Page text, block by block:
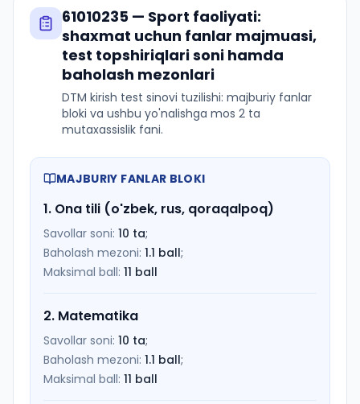
61010235 — Sport faoliyati:
shaxmat uchun fanlar majmuasi,
test topshiriqlari soni hamda
baholash mezonlari
DTM kirish test sinovi tuzilishi: majburiy fanlar
bloki va ushbu yo'nalishga mos 2 ta
mutaxassislik fani.
MAJBURIY FANLAR BLOKI
1. Ona tili (o'zbek, rus, qoraqalpoq)
Savollar soni: 10 ta;
Baholash mezoni: 1.1 ball;
Maksimal ball: 11 ball
2. Matematika
Savollar soni: 10 ta;
Baholash mezoni: 1.1 ball;
Maksimal ball: 11 ball